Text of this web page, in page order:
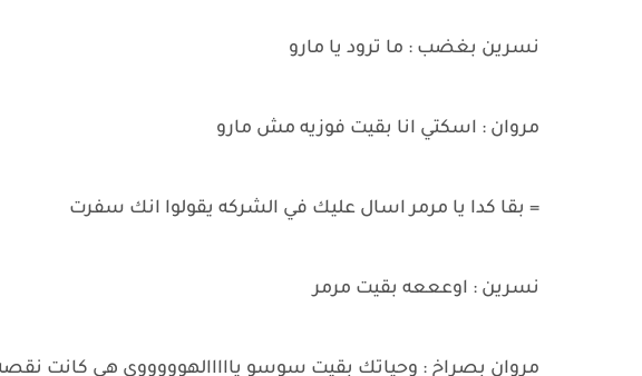
نسرين بغضب : ما ترود يا مارو
مروان : اسكتي انا بقيت فوزيه مش مارو
= بقا كدا يا مرمر اسال عليك في الشركه يقولوا انك سفرت
نسرين : اوعععه بقيت مرمر
مروان بصراخ : وحياتك بقيت سوسو يااااالهوووووي هي كانت